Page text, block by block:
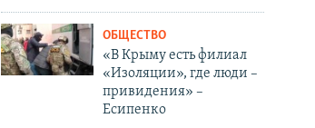
ОБЩЕСТВО
«В Крыму есть филиал
«Изоляции», где люди –
привидения» –
Есипенко